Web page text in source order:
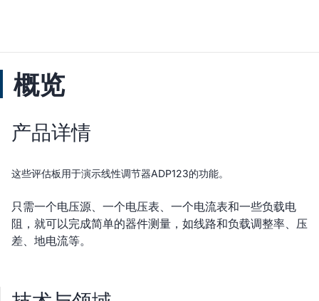
概览
产品详情
这些评估板用于演示线性调节器ADP123的功能。
只需一个电压源、一个电压表、一个电流表和一些负载电
阻，就可以完成简单的器件测量，如线路和负载调整率、压
差、地电流等。